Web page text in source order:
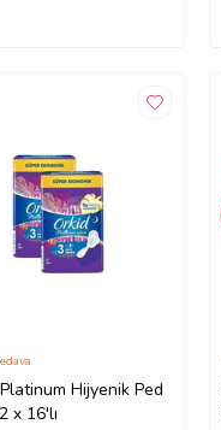
Hijyenik Ped
x 16'lı